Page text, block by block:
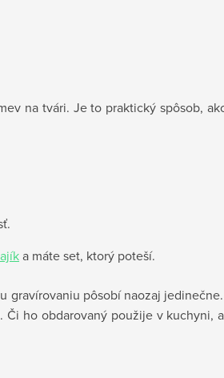
na tvári. Je to praktický spôsob,
a máte set, ktorý poteší.
gravírovaniu pôsobí naozaj
ho obdarovaný použije v kuchyni,